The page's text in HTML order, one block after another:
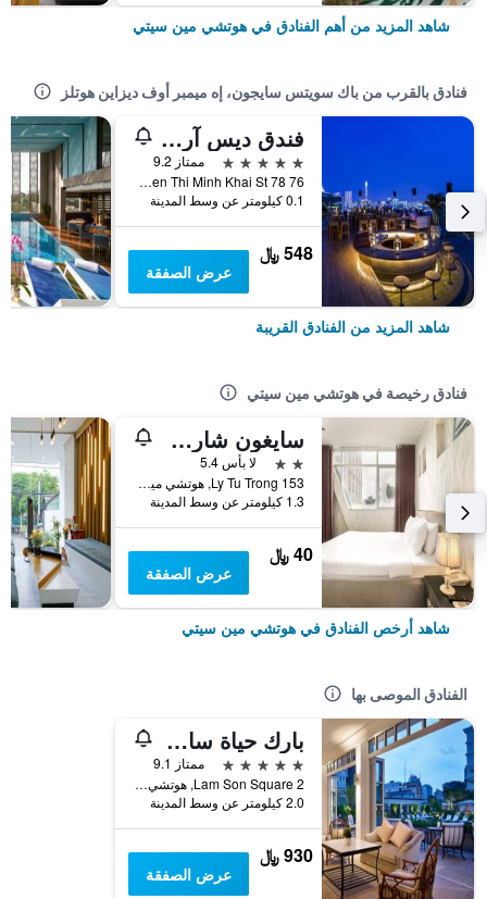
شاهد المزيد من أهم الفنادق في هوتشي مين سيتي
فنادق بالقرب من باك سويتس سايجون، إه ميمبر أوف ديزاين هوتلز
فندق ديس آرتس سايغون ماغاليري كوليكشن
5 نجوم
ممتاز 9.2
76 78 Nguyen Thi Minh Khai St, هوتشي مين سيتي, فيتنام
0.1 كيلومتر عن وسط المدينة
548 ﷼
عرض الصفقة
شاهد المزيد من الفنادق القريبة
فنادق رخيصة في هوتشي مين سيتي
سايغون شارم هوتل
2 نجمتين
لا بأس 5.4
153 Ly Tu Trong, هوتشي مين سيتي, فيتنام
1.3 كيلومتر عن وسط المدينة
40 ﷼
عرض الصفقة
شاهد أرخص الفنادق في هوتشي مين سيتي
الفنادق الموصى بها
بارك حياة سايجون
5 نجوم
ممتاز 9.1
2 Lam Son Square, هوتشي مين سيتي, فيتنام
2.0 كيلومتر عن وسط المدينة
930 ﷼
عرض الصفقة